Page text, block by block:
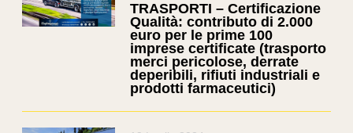
TRASPORTI – Certificazione
Qualità: contributo di 2.000
euro per le prime 100
imprese certificate (trasporto
merci pericolose, derrate
deperibili, rifiuti industriali e
prodotti farmaceutici)